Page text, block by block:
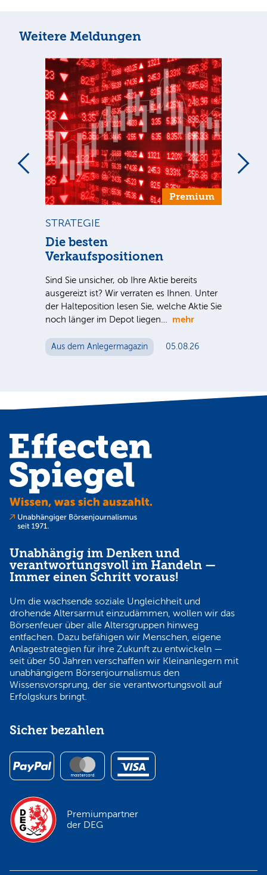
Weitere Meldungen
Premium
STRATEGIE
Die besten
Verkaufspositionen
Sind Sie unsicher, ob Ihre Aktie bereits
ausgereizt ist? Wir verraten es Ihnen. Unter
der Halteposition lesen Sie, welche Aktie Sie
noch länger im Depot liegen… mehr
Aus dem Anlegermagazin 05.08.26
Unabhängig im Denken und
verantwortungsvoll im Handeln —
Immer einen Schritt voraus!
Um die wachsende soziale Ungleichheit und
drohende Altersarmut einzudämmen, wollen wir das
Börsenfeuer über alle Altersgruppen hinweg
entfachen. Dazu befähigen wir Menschen, eigene
Anlagestrategien für ihre Zukunft zu entwickeln —
seit über 50 Jahren verschaffen wir Kleinanlegern mit
unabhängigem Börsenjournalismus den
Wissensvorsprung, der sie verantwortungsvoll auf
Erfolgskurs bringt.
Sicher bezahlen
Premiumpartner
der DEG